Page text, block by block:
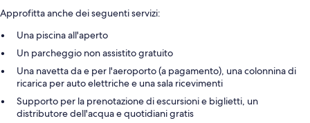
Approfitta anche dei seguenti servizi:
Una piscina all'aperto
Un parcheggio non assistito gratuito
Una navetta da e per l'aeroporto (a pagamento), una colonnina di
ricarica per auto elettriche e una sala ricevimenti
Supporto per la prenotazione di escursioni e biglietti, un
distributore dell'acqua e quotidiani gratis